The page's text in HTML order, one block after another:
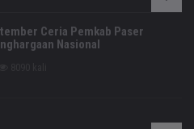
Ceria Pemkab Paser
Nasional